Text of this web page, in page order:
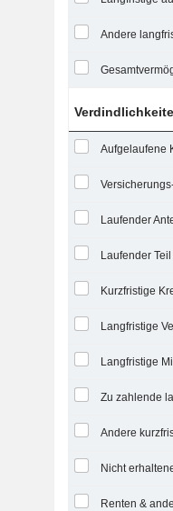
Laufender
Langfristige
Nicht